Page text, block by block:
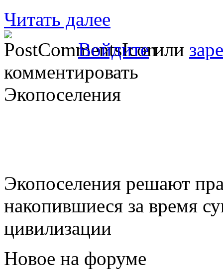
Читать далее
Войдитеили
комментировать
Экопоселения
Экопоселения решают
накопившиеся за время
цивилизации
Новое на форуме